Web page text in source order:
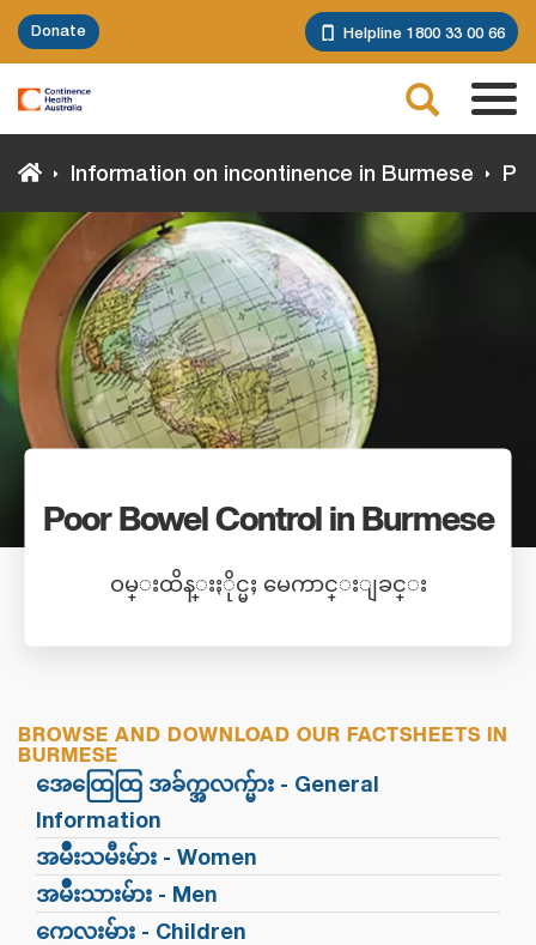
Skip
to
content
Donate Helpline 1800 33 00 66
Search
Information on incontinence in Burmese
Poor Bowel Control in Burmese
ဝမ္းထိန္းႏိုင္မႈ မေကာင္းျခင္း
BROWSE AND DOWNLOAD OUR FACTSHEETS IN
BURMESE
အေထြေထြ အခ်က္အလက္မ်ား - General
Information
အမ်ဳိးသမီးမ်ား - Women
အမ်ဳိးသားမ်ား - Men
ကေလးမ်ား - Children